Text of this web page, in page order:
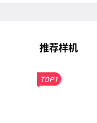
推荐样机
TOP1